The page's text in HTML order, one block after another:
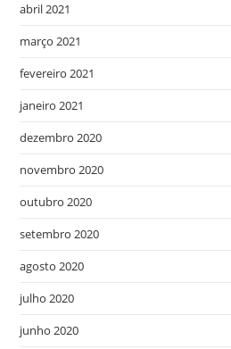
abril 2021
março 2021
fevereiro 2021
janeiro 2021
dezembro 2020
novembro 2020
outubro 2020
setembro 2020
agosto 2020
julho 2020
junho 2020